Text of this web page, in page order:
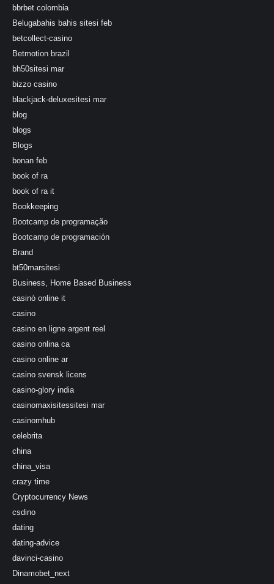
bbrbet colombia
Belugabahis bahis sitesi feb
betcollect-casino
Betmotion brazil
bh50sitesi mar
bizzo casino
blackjack-deluxesitesi mar
blog
blogs
Blogs
bonan feb
book of ra
book of ra it
Bookkeeping
Bootcamp de programação
Bootcamp de programación
Brand
bt50marsitesi
Business, Home Based Business
casinò online it
casino
casino en ligne argent reel
casino onlina ca
casino online ar
casino svensk licens
casino-glory india
casinomaxisitessitesi mar
casinomhub
celebrita
china
china_visa
crazy time
Cryptocurrency News
csdino
dating
dating-advice
davinci-casino
Dinamobet_next